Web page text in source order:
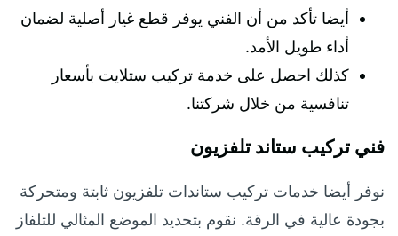
أيضا تأكد من أن الفني يوفر قطع غيار أصلية لضمان
أداء طويل الأمد.
كذلك احصل على خدمة تركيب ستلايت بأسعار
تنافسية من خلال شركتنا.
فني تركيب ستاند تلفزيون
نوفر أيضا خدمات تركيب ستاندات تلفزيون ثابتة ومتحركة
بجودة عالية في الرقة. نقوم بتحديد الموضع المثالي للتلفاز